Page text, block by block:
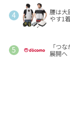
腰は大
やす1
「つ
展開へ